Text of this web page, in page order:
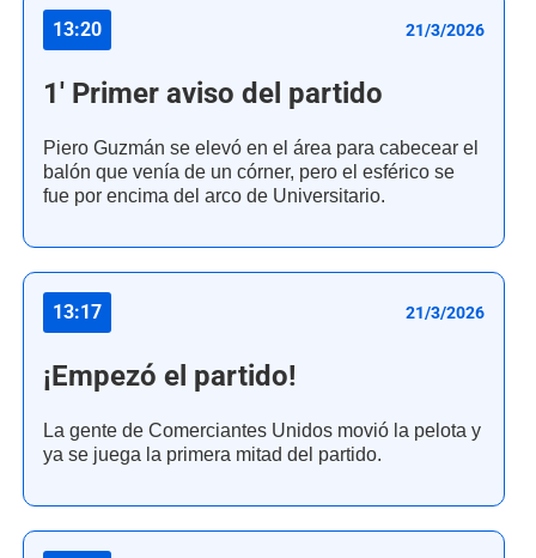
13:20 21/3/2026
1' Primer aviso del partido
Piero Guzmán se elevó en el área para cabecear el
balón que venía de un córner, pero el esférico se
fue por encima del arco de Universitario.
13:17 21/3/2026
¡Empezó el partido!
La gente de Comerciantes Unidos movió la pelota y
ya se juega la primera mitad del partido.